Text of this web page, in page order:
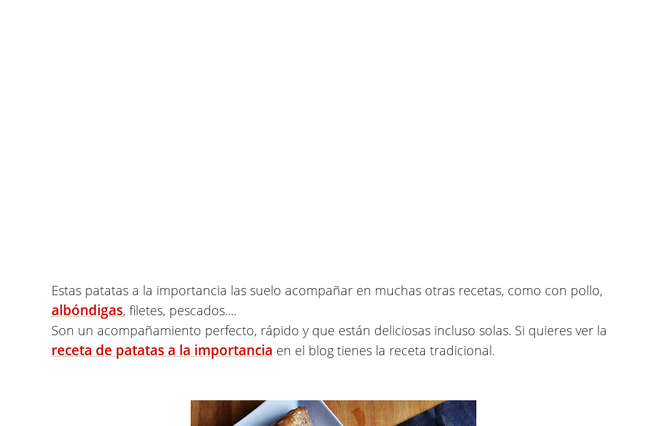
Estas patatas a la importancia las suelo acompañar en muchas otras recetas, como con pollo,
albóndigas, filetes, pescados....
Son un acompañamiento perfecto, rápido y que están deliciosas incluso solas. Si quieres ver la
receta de patatas a la importancia en el blog tienes la receta tradicional.